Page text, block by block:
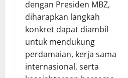
dengan Presiden MBZ,
diharapkan langkah
konkret dapat diambil
untuk mendukung
perdamaian, kerja sama
internasional, serta